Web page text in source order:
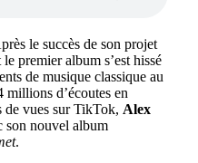
le succès de son projet
premier album s’est hissé
de musique classique au
millions d’écoutes en
de vues sur TikTok, Alex
son nouvel album
.